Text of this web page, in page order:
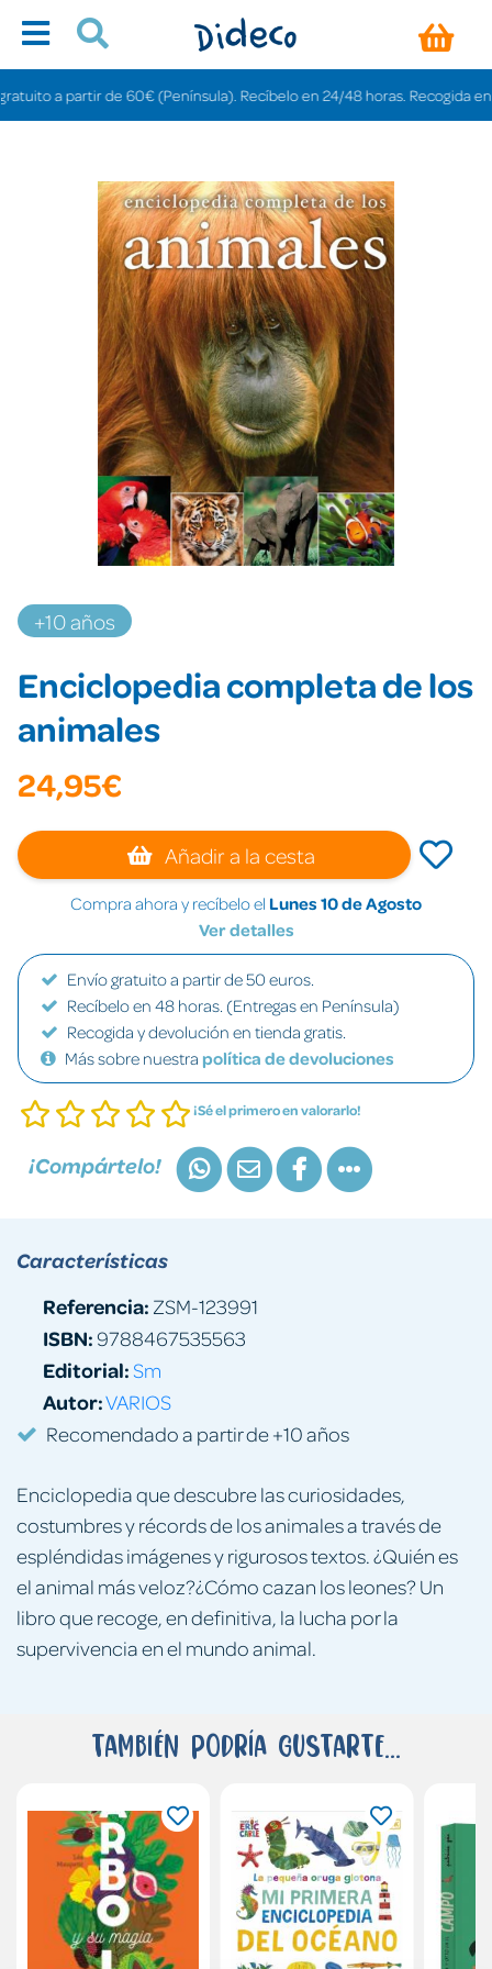
a partir de 60€ (Península). Recíbelo en 24/48 horas. Recogida en
+10 años
Enciclopedia completa de los
animales
24,95€
Añadir a la cesta
Compra ahora y recíbelo el Lunes 10 de Agosto
Ver detalles
Envío gratuito a partir de 50 euros.
Recíbelo en 48 horas. (Entregas en Península)
Recogida y devolución en tienda gratis.
Más sobre nuestra política de devoluciones
¡Sé el primero en valorarlo!
¡Compártelo!
Enciclopedia que descubre las curiosidades,
costumbres y récords de los animales a través de
espléndidas imágenes y rigurosos textos. ¿Quién es
el animal más veloz?¿Cómo cazan los leones? Un
libro que recoge, en definitiva, la lucha por la
supervivencia en el mundo animal.
Características
Referencia: ZSM-123991
ISBN:9788467535563
Editorial:Sm
Autor:VARIOS
Recomendado a partir de +10 años
También podría gustarte...